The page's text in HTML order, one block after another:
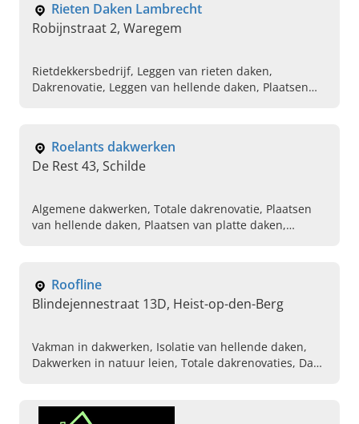
Rieten Daken Lambrecht
Robijnstraat 2, Waregem
Rietdekkersbedrijf, Leggen van rieten daken,
Dakrenovatie, Leggen van hellende daken, Plaatsen
Roelants dakwerken
De Rest 43, Schilde
Algemene dakwerken, Totale dakrenovatie, Plaatsen
van hellende daken, Plaatsen van platte daken,
Roofline
Blindejennestraat 13D, Heist-op-den-Berg
Vakman in dakwerken, Isolatie van hellende daken,
Dakwerken in natuur leien, Totale dakrenovaties, Dak